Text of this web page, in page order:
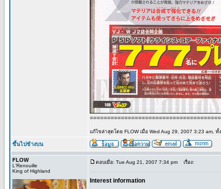
แก้ไขล่าสุดโดย FLOW เมื่อ Wed Aug 29, 2007 3:23 am,
ขึ้นไปข้างบน
FLOW
L'Renouille
King of Highland
ตอบเมื่อ: Tue Aug 21, 2007 7:34 pm เรื่อง:
Interest information